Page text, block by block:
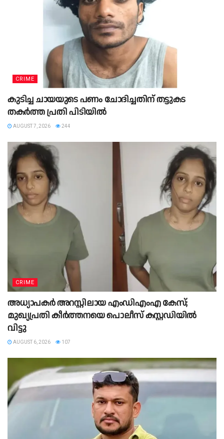
CRIME
കുടിച്ച ചായയുടെ പണം ചോദിച്ചതിന് തട്ടുകട
തകർത്ത പ്രതി പിടിയിൽ
AUGUST 7, 2026 244
CRIME
അധ്യാപകർ അറസ്റ്റിലായ എംഡിഎംഎ കേസ്;
മുഖ്യപ്രതി കീർത്തനയെ പൊലീസ് കസ്റ്റഡിയിൽ
വിട്ടു
AUGUST 6, 2026 107